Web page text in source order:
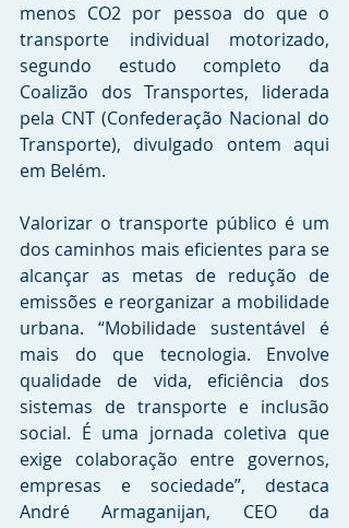
menos CO2 por pessoa do que o
transporte individual motorizado,
segundo estudo completo da
Coalizão dos Transportes, liderada
pela CNT (Confederação Nacional do
Transporte), divulgado ontem aqui
em Belém.
Valorizar o transporte público é um
dos caminhos mais eficientes para se
alcançar as metas de redução de
emissões e reorganizar a mobilidade
urbana. “Mobilidade sustentável é
mais do que tecnologia. Envolve
qualidade de vida, eficiência dos
sistemas de transporte e inclusão
social. É uma jornada coletiva que
exige colaboração entre governos,
empresas e sociedade”, destaca
André Armaganijan, CEO da